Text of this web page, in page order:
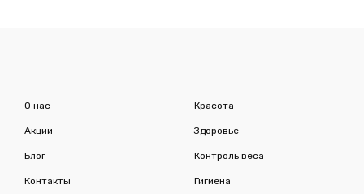
О нас
Акции
Блог
Контакты
Красота
Здоровье
Контроль веса
Гигиена